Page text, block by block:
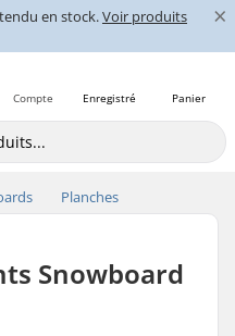
en stock.Voir produits
×
Panier
Enregistré
Compte
Planches
Snowboard